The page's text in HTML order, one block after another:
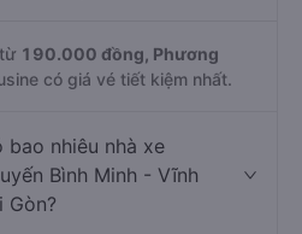
190.000 đồng, Phương
có giá vé tiết kiệm nhất.
bao nhiêu nhà xe
Bình Minh - Vĩnh
Gòn?